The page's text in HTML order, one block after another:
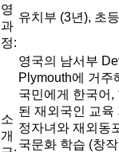
영
과
정:
유치부 (3년), 초
소
개
영국의 남서부
Plymouth에 거주
국민에게 한국어,
된 재외국인 교육
정자녀와 재외동
국문화 학습 (창